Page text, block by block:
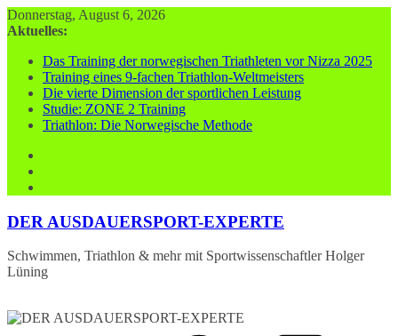
Zum
Inhalt
Donnerstag, August 6, 2026
Aktuelles:
Das Training der norwegischen Triathleten vor Nizza 2025
Training eines 9-fachen Triathlon-Weltmeisters
Die vierte Dimension der sportlichen Leistung
Studie: ZONE 2 Training
Triathlon: Die Norwegische Methode
DER AUSDAUERSPORT-EXPERTE
Schwimmen, Triathlon & mehr mit Sportwissenschaftler Holger
Lüning